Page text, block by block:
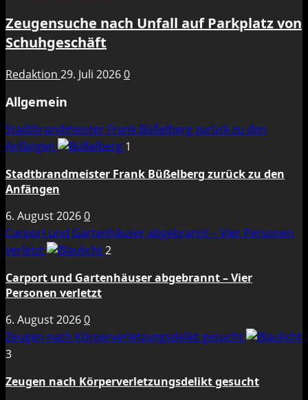
Zeugensuche nach Unfall auf Parkplatz von
Schuhgeschäft
Redaktion 29. Juli 20260
Allgemein
Stadtbrandmeister Frank Büßelberg zurück zu den
Anfängen
1
Stadtbrandmeister Frank Büßelberg zurück zu den
Anfängen
6. August 20260
Carport und Gartenhäuser abgebrannt – Vier Personen
verletzt
2
Carport und Gartenhäuser abgebrannt – Vier
Personen verletzt
6. August 20260
Zeugen nach Körperverletzungsdelikt gesucht
3
Zeugen nach Körperverletzungsdelikt gesucht